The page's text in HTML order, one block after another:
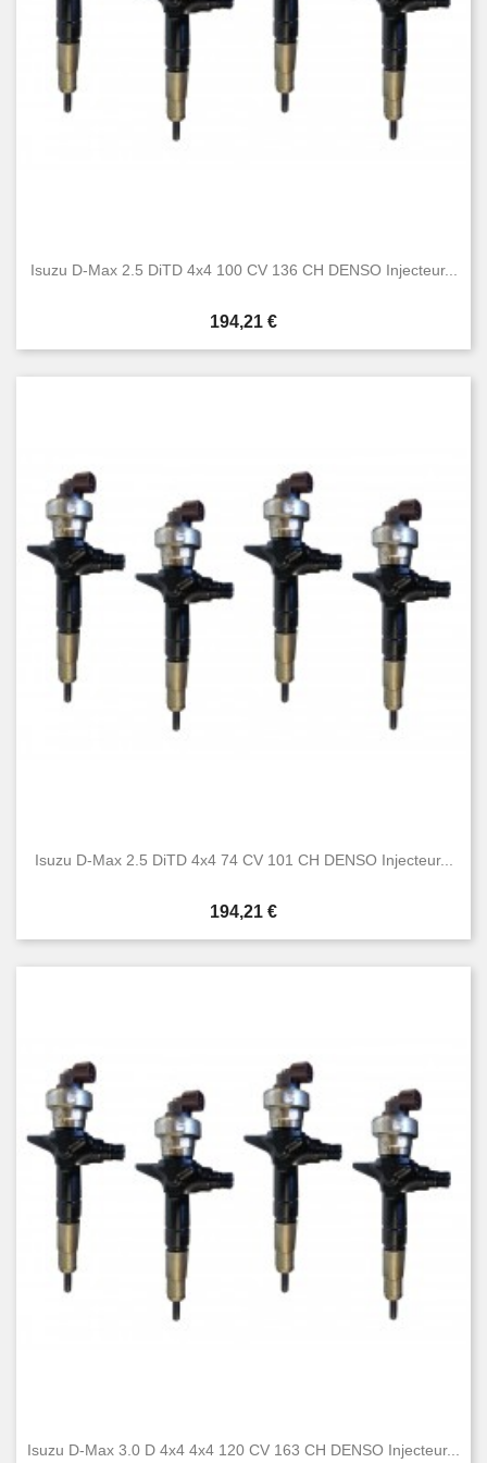
Isuzu D-Max 2.5 DiTD 4x4 100 CV 136 CH DENSO Injecteur...
Prix
194,21 €
Isuzu D-Max 2.5 DiTD 4x4 74 CV 101 CH DENSO Injecteur...
Prix
194,21 €
Isuzu D-Max 3.0 D 4x4 4x4 120 CV 163 CH DENSO Injecteur...